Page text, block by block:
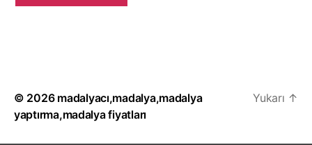
© 2026 madalyacı,madalya,madalya
yaptırma,madalya fiyatları
Yukarı ↑